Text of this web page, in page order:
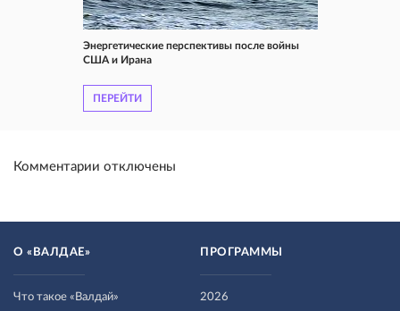
Энергетические перспективы после войны
США и Ирана
ПЕРЕЙТИ
Комментарии отключены
О «ВАЛДАЕ»
Что такое «Валдай»
ПРОГРАММЫ
2026